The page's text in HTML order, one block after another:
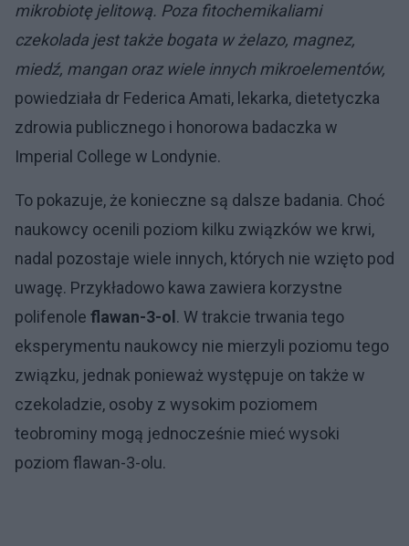
mikrobiotę jelitową. Poza fitochemikaliami
czekolada jest także bogata w żelazo, magnez,
miedź, mangan oraz wiele innych mikroelementów,
powiedziała dr Federica Amati, lekarka, dietetyczka
zdrowia publicznego i honorowa badaczka w
Imperial College w Londynie.
To pokazuje, że konieczne są dalsze badania. Choć
naukowcy ocenili poziom kilku związków we krwi,
nadal pozostaje wiele innych, których nie wzięto pod
uwagę. Przykładowo kawa zawiera korzystne
polifenole flawan-3-ol . W trakcie trwania tego
eksperymentu naukowcy nie mierzyli poziomu tego
związku, jednak ponieważ występuje on także w
czekoladzie, osoby z wysokim poziomem
teobrominy mogą jednocześnie mieć wysoki
poziom flawan-3-olu.